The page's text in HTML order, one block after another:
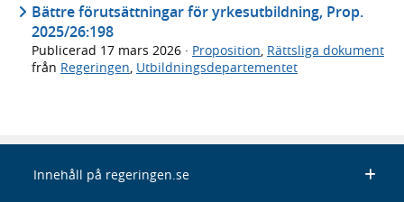
Bättre förutsättningar för yrkesutbildning, Prop.
2025/26:198
Publicerad 17 mars 2026 · Proposition, Rättsliga dokument
från Regeringen, Utbildningsdepartementet
Innehåll på regeringen.se